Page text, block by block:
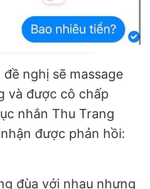
nghị sẽ massage
và được cô chấp
nhắn Thu Trang
được phản hồi:
đùa với nhau nhưng